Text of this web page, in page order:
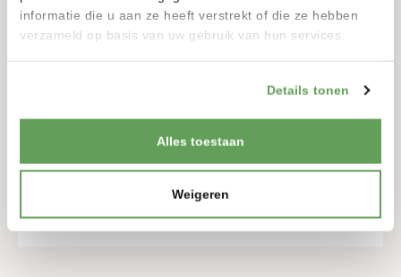
informatie die u aan ze heeft verstrekt of die ze hebben
verzameld op basis van uw gebruik van hun services.
Details tonen
Alles toestaan
Weigeren
900-900MM 175-175MM